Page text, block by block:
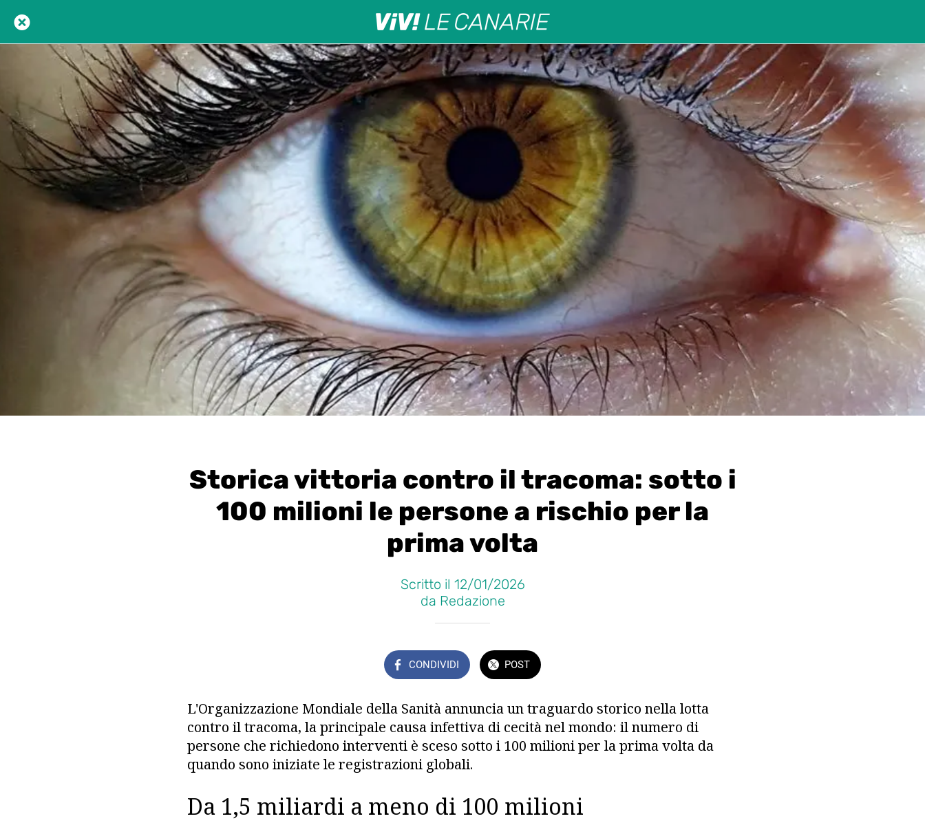
Storica vittoria contro il tracoma: sotto i
100 milioni le persone a rischio per la
prima volta
Scritto il 12/01/2026
da Redazione
CONDIVIDI POST
L'Organizzazione Mondiale della Sanità annuncia un traguardo storico nella lotta
contro il tracoma, la principale causa infettiva di cecità nel mondo: il numero di
persone che richiedono interventi è sceso sotto i 100 milioni per la prima volta da
quando sono iniziate le registrazioni globali.
Da 1,5 miliardi a meno di 100 milioni